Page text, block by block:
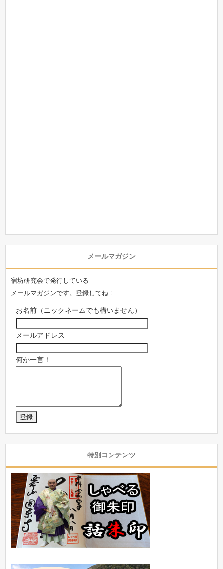
メールマガジン
宿坊研究会で発行している
メールマガジンです。登録してね！
お名前（ニックネームでも構いません）
メールアドレス
何か一言！
特別コンテンツ